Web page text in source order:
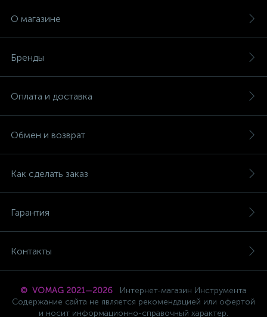
О магазине
Бренды
Оплата и доставка
Обмен и возврат
Как сделать заказ
Гарантия
Контакты
© VOMAG 2021—2026
Интернет-магазин Инструмента
Содержание сайта не является рекомендацией или офертой
и носит информационно-справочный характер.